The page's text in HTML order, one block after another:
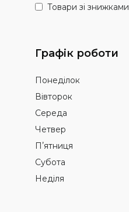
Товари зі знижками
Графік роботи
Понеділок
Вівторок
Середа
Четвер
Пʼятниця
Субота
Неділя